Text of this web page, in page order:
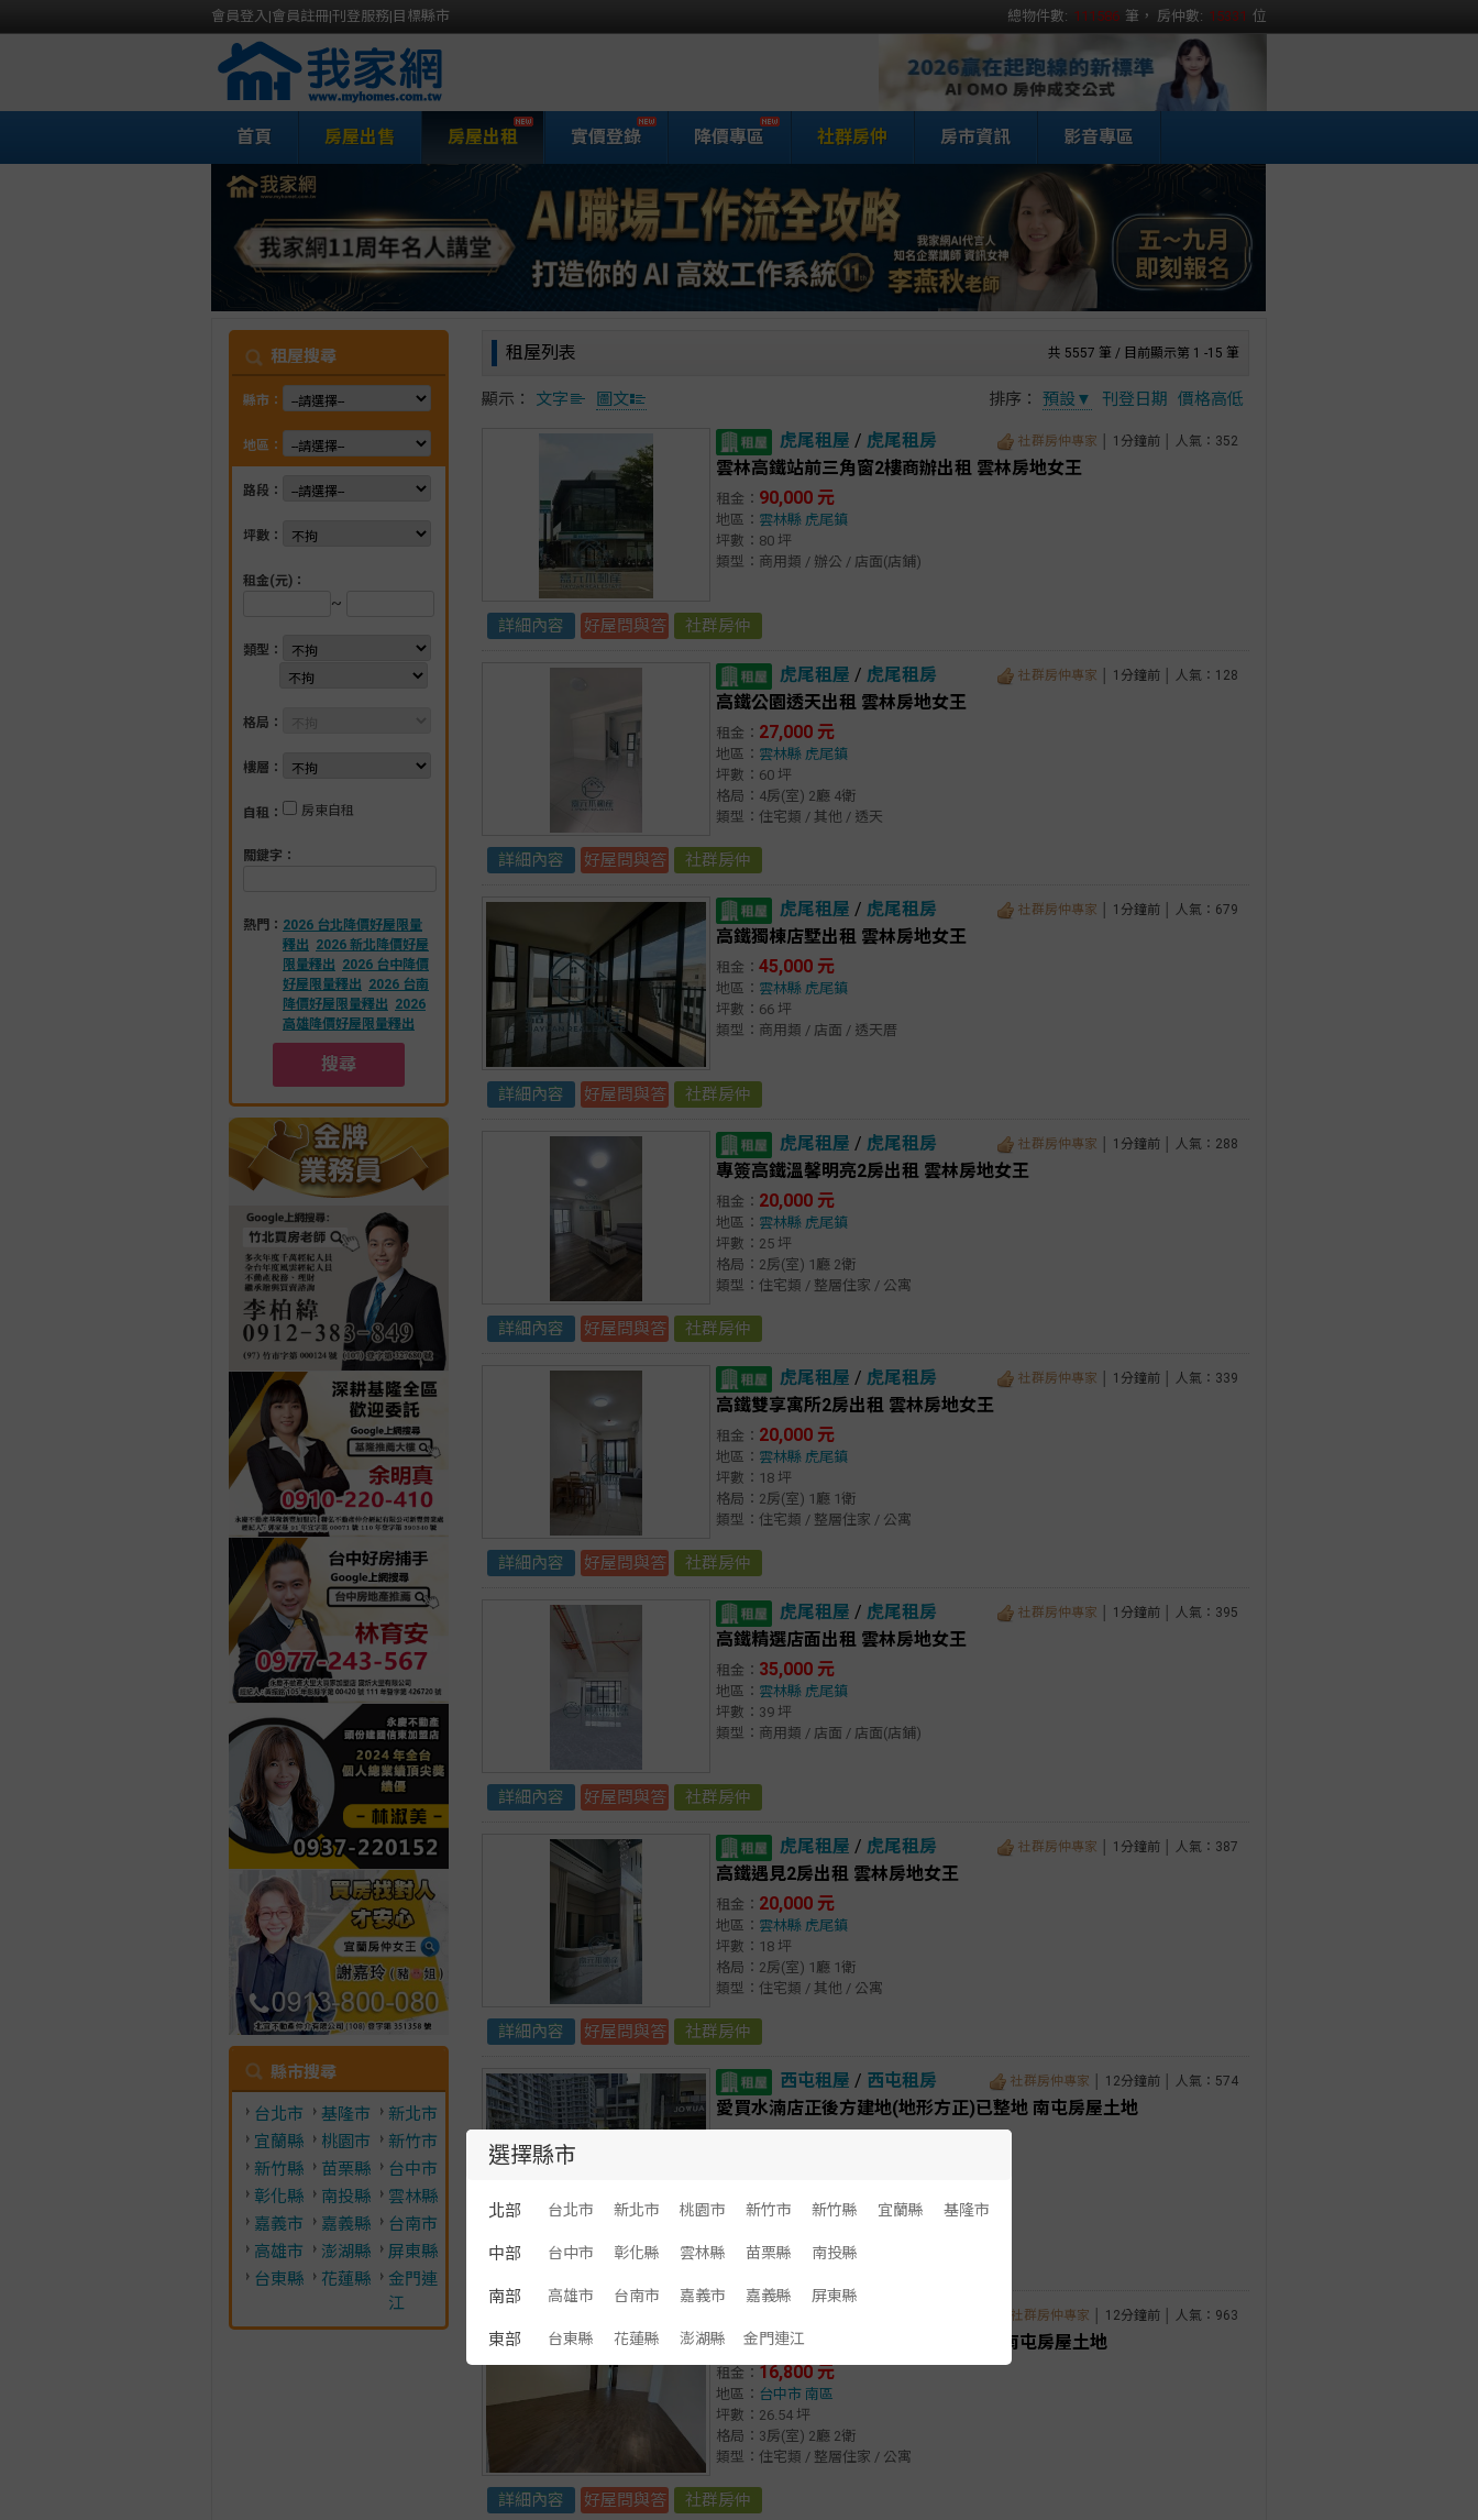
會員登入|會員註冊|刊登服務| 目標縣市 總物件數: 111586 筆， 房仲數: 15331 位
選擇縣市
北部 台北市 新北市 桃園市 新竹市 新竹縣 宜蘭縣 基隆市
中部 台中市 彰化縣 雲林縣 苗栗縣 南投縣
南部 高雄市 台南市 嘉義市 嘉義縣 屏東縣
東部 台東縣 花蓮縣 澎湖縣 金門連江
首頁 房屋出售 房屋出租 實價登錄 降價專區 社群房仲 房市資訊 影音專區
租屋搜尋
縣市：
地區：
路段：
坪數：
租金(元)：
~
類型：
格局：
樓層：
自租： 房東自租
關鍵字：
熱門： 2026 台北降價好屋限量
釋出 2026 新北降價好屋
限量釋出 2026 台中降價
好屋限量釋出 2026 台南
降價好屋限量釋出 2026
高雄降價好屋限量釋出
搜尋
縣市搜尋
台北市 基隆市
新北市
宜蘭縣
桃園市
新竹市
新竹縣
苗栗縣
台中市
彰化縣
南投縣
雲林縣
嘉義市
嘉義縣
台南市
高雄市
澎湖縣
屏東縣
台東縣
花蓮縣
金門連
江
我家網房屋租賃
共 5557 筆 / 目前顯示第 1 -15 筆
租屋列表
顯示： 文字 圖文 排序： 預設▼ 刊登日期 價格高低
虎尾租屋 / 虎尾租房 社群房仲專家 │ 1分鐘前 │ 人氣：352
雲林高鐵站前三角窗2樓商辦出租 雲林房地女王
租金： 90,000 元
地區： 雲林縣 虎尾鎮
坪數：80 坪
類型：商用類 / 辦公 / 店面(店鋪)
詳細內容 好屋問與答 社群房仲
虎尾租屋 / 虎尾租房 社群房仲專家 │ 1分鐘前 │ 人氣：128
高鐵公園透天出租 雲林房地女王
租金： 27,000 元
地區： 雲林縣 虎尾鎮
坪數：60 坪
格局：4房(室) 2廳 4衛
類型：住宅類 / 其他 / 透天
詳細內容 好屋問與答 社群房仲
虎尾租屋 / 虎尾租房 社群房仲專家 │ 1分鐘前 │ 人氣：679
高鐵獨棟店墅出租 雲林房地女王
租金： 45,000 元
地區： 雲林縣 虎尾鎮
坪數：66 坪
類型：商用類 / 店面 / 透天厝
詳細內容 好屋問與答 社群房仲
虎尾租屋 / 虎尾租房 社群房仲專家 │ 1分鐘前 │ 人氣：288
專簽高鐵溫馨明亮2房出租 雲林房地女王
租金： 20,000 元
地區： 雲林縣 虎尾鎮
坪數：25 坪
格局：2房(室) 1廳 2衛
類型：住宅類 / 整層住家 / 公寓
詳細內容 好屋問與答 社群房仲
虎尾租屋 / 虎尾租房 社群房仲專家 │ 1分鐘前 │ 人氣：339
高鐵雙享寓所2房出租 雲林房地女王
租金： 20,000 元
地區： 雲林縣 虎尾鎮
坪數：18 坪
格局：2房(室) 1廳 1衛
類型：住宅類 / 整層住家 / 公寓
詳細內容 好屋問與答 社群房仲
虎尾租屋 / 虎尾租房 社群房仲專家 │ 1分鐘前 │ 人氣：395
高鐵精選店面出租 雲林房地女王
租金： 35,000 元
地區： 雲林縣 虎尾鎮
坪數：39 坪
類型：商用類 / 店面 / 店面(店鋪)
詳細內容 好屋問與答 社群房仲
虎尾租屋 / 虎尾租房 社群房仲專家 │ 1分鐘前 │ 人氣：387
高鐵遇見2房出租 雲林房地女王
租金： 20,000 元
地區： 雲林縣 虎尾鎮
坪數：18 坪
格局：2房(室) 1廳 1衛
類型：住宅類 / 其他 / 公寓
詳細內容 好屋問與答 社群房仲
西屯租屋 / 西屯租房 社群房仲專家 │ 12分鐘前 │ 人氣：574
愛買水湳店正後方建地(地形方正)已整地 南屯房屋土地
類型：商用類 / 土地 / 住宅用地
詳細內容 好屋問與答 社群房仲
社群房仲專家 │ 12分鐘前 │ 人氣：963
河岸邊全新整理三房好市多捷運公寓 南屯房屋土地
租金： 16,800 元
地區： 台中市 南區
坪數：26.54 坪
格局：3房(室) 2廳 2衛
類型：住宅類 / 整層住家 / 公寓
詳細內容 好屋問與答 社群房仲